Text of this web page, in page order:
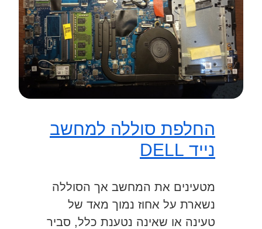
החלפת סוללה למחשב
נייד DELL
מטעינים את המחשב אך הסוללה
נשארת על אחוז נמוך מאד של
טעינה או שאינה נטענת כלל, סביר